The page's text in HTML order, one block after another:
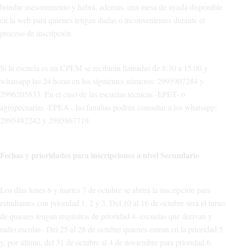
brindar asesoramiento y habrá, además, una mesa de ayuda disponible
en la web para quienes tengan dudas o inconvenientes durante el
proceso de inscripción.
Si la escuela es un CPEM se recibirán llamadas de 8:30 a 15:00 y
whatsapp las 24 horas en los siguientes números: 2995907284 y
2996205833. En el caso de las escuelas técnicas -EPET- o
agropecuarias -EPEA-, las familias podrán consultar a los whatsapp:
2995482242 y 2995867719.
Fechas y prioridades para inscripciones a nivel Secundario
Los días lunes 6 y martes 7 de octubre se abrirá la inscripción para
estudiantes con prioridad 1, 2 y 3. Del 10 al 16 de octubre será el turno
de quienes tengan requisitos de prioridad 4 -escuelas que derivan y
radio escolar-. Del 25 al 28 de octubre quienes entran en la prioridad 5
y, por último, del 31 de octubre al 4 de noviembre para prioridad 6.